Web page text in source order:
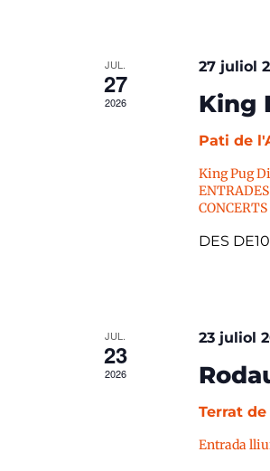
JUL.
27
2026
27 juliol
King
Pati de
King Pug
DES DE10
JUL.
23
2026
23 juliol
Terrat
Entrada